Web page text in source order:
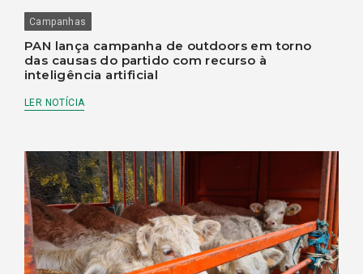
Campanhas
PAN lança campanha de outdoors em torno
das causas do partido com recurso à
inteligência artificial
LER NOTÍCIA